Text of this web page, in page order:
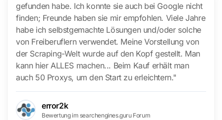
gefunden habe. Ich konnte sie auch bei Google nicht
finden; Freunde haben sie mir empfohlen. Viele Jahre
habe ich selbstgemachte Lösungen und/oder solche
von Freiberuflern verwendet. Meine Vorstellung von
der Scraping-Welt wurde auf den Kopf gestellt. Man
kann hier ALLES machen... Beim Kauf erhält man
auch 50 Proxys, um den Start zu erleichtern."
error2k
Bewertung im searchengines.guru Forum